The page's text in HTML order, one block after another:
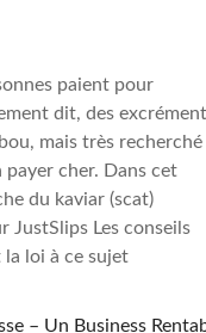
paient pour
dit, des
mais très recherché
cher. Dans cet
du kaviar (scat)
JustSlips Les conseils
la loi à ce sujet